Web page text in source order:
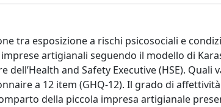
tra esposizione a rischi psicosociali e
artigianali seguendo il modello di
and Safety Executive (HSE). Quali
a 12 item (GHQ-12). Il grado di
della piccola impresa artigianale